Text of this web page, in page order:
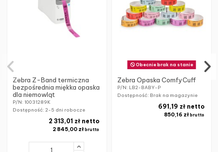
Zebra Z-Band termiczna
bezpośrednia miękka opaska
dla niemowląt
P/N: 10031289K
Dostępność: 2-5 dni robocze
2 845,00 złbrutto
2 313,01 zł netto
Obecnie brak na stanie
Zebra Opaska ComfyCuff
P/N: LB2-BABY-P
Dostępność: Brak na magazynie
850,16 zł brutto
691,19 zł netto